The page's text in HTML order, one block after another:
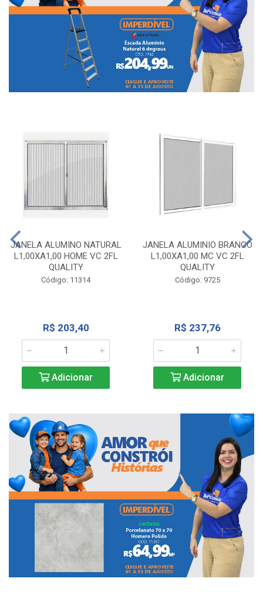
JANELA ALUMINO NATURAL
L1,00XA1,00 HOME VC 2FL
QUALITY
Código: 11314
R$ 203,40
Adicionar
JANELA ALUMINIO BRANCO
L1,00XA1,00 MC VC 2FL
QUALITY
Código: 9725
R$ 237,76
Adicionar